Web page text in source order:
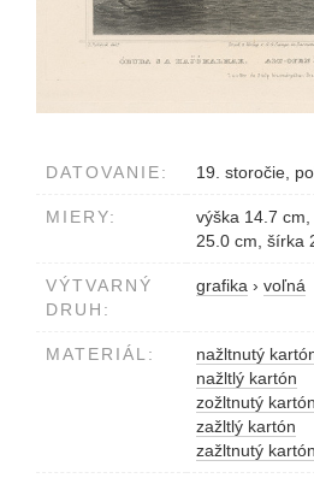
DATOVANIE: 19. storočie,
MIERY:
výška 14.7
25.0 cm, šírka
VÝTVARNÝ
DRUH:
grafika › voľná
MATERIÁL:
nažltnutý
nažltlý kartón
zožltnutý kartón
zažltlý kartón
zažltnutý kartón